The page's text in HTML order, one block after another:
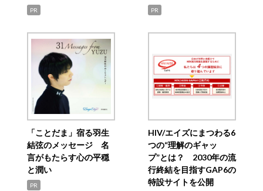
PR PR
「ことだま」宿る羽生
結弦のメッセージ 名
言がもたらす心の平穏
と潤い
PR
HIV/エイズにまつわる6
つの“理解のギャッ
プ”とは？ 2030年の流
行終結を目指すGAP6の
特設サイトを公開